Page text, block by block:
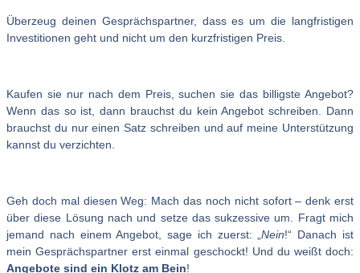
Überzeug deinen Gesprächspartner, dass es um die langfristigen
Investitionen geht und nicht um den kurzfristigen Preis.
Kaufen sie nur nach dem Preis, suchen sie das billigste Angebot?
Wenn das so ist, dann brauchst du kein Angebot schreiben. Dann
brauchst du nur einen Satz schreiben und auf meine Unterstützung
kannst du verzichten.
Geh doch mal diesen Weg: Mach das noch nicht sofort – denk erst
über diese Lösung nach und setze das sukzessive um. Fragt mich
jemand nach einem Angebot, sage ich zuerst: „Nein!“ Danach ist
mein Gesprächspartner erst einmal geschockt! Und du weißt doch:
Angebote sind ein Klotz am Bein!